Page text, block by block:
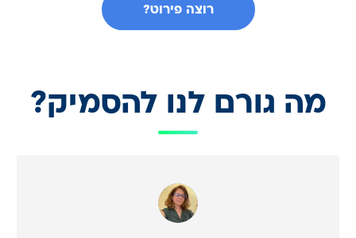
רוצה פירוט?
מה גורם לנו להסמיק?